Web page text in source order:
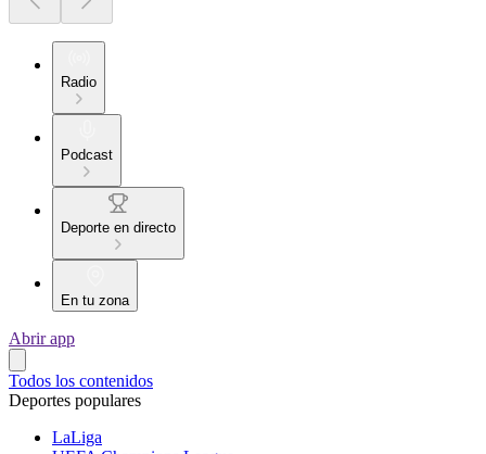
Radio
Podcast
Deporte en directo
En tu zona
Abrir app
Todos los contenidos
Deportes populares
LaLiga